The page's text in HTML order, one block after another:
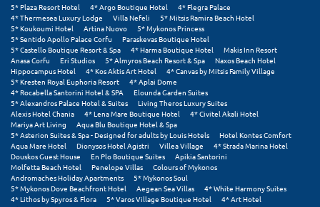
Σκαφιδιά Ηλείας
Σκιάθος
Σκόπελος
Σκύρος
Σούνιο
Σπάρτη
Σπέτσες
5* Plaza Resort Hotel
4* Argo Boutique Hotel
4* Flegra Palace
4* Thermesea Luxury Lodge
Villa Nefeli
5* Mitsis Ramira Beach Hotel
5* Koukoumi Hotel
Artina Nuovo
5* Mykonos Princess
5* Sentido Apollo Palace Corfu
Paraskevas Boutique Hotel
5* Castello Boutique Resort & Spa
4* Harma Boutique Hotel
Makis Inn Resort
Anasa Corfu
Eri Studios 5* Almyros Beach Resort & Spa
Naxos Beach Hotel
Hippocampus Hotel
4* Kos Aktis Art Hotel
4* Canvas by Mitsis Family Village
5* Kresten Royal Euphoria Resort
4* Aplai Dome
4* Rocabella Santorini Hotel & SPA
Elounda Garden Suites
5* Alexandros Palace Hotel & Suites
Living Theros Luxury Suites
Alexis Hotel Chania
4* Lena Mare Boutique Hotel
4* Civitel Akali Hotel
Mariya Art Living
Aqua Blu Boutique Hotel & Spa
5* Asterion Suites & Spa - Designed for adults by Louis Hotels
Hotel Kontes Comfort
Aqua Mare Hotel
Dionysos Hotel Agistri Villea Village
4* Strada Marina Hotel
Douskos Guest House
En Plo Boutique Suites
Apikia Santorini
Molfetta Beach Hotel
Penelope Villas
Colours of Mykonos
Andromaches Holiday Apartments
5* Mykonos Soul
5* Mykonos Dove Beachfront Hotel
Aegean Sea Villas
4* White Harmony Suites
4* Lithos by Spyros & Flora
5* Varos Village Boutique Hotel
4* Art Hotel